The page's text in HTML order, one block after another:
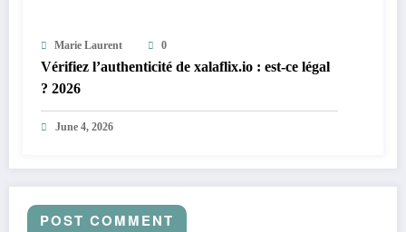
Marie Laurent 0
Vérifiez l’authenticité de xalaflix.io : est-ce légal
? 2026
June 4, 2026
POST COMMENT